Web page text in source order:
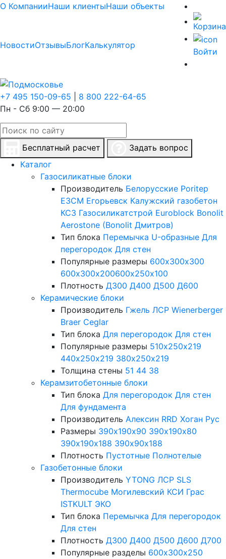
О КомпанииНаши клиентыНаши объекты
НовостиОтзывыБлогКалькулятор
Войти
+7 495 150-09-65
8 800 222-64-65
Пн - Сб 9:00 — 20:00
Бесплатный расчет
Задать вопрос
Каталог
Газосиликатные блоки
Производитель Белорусские Poritep
ЕЗСМ Егорьевск Калужский газобетон
КСЗ Газосиликатстрой Euroblock Bonolit
Aerostone (Bonolit Дмитров)
Тип блока Перемычка U-образные Для
перегородок Для стен
Популярные размеры 600х300х300
600х300х200600х250х100
Плотность Д300 Д400 Д500 Д600
Керамические блоки
Производитель Гжель ЛСР Wienerberger
Braer Ceglar
Тип блока Для перегородок Для стен
Популярные размеры 510х250х219
440х250х219 380х250х219
Толщина стены 51 44 38
Керамзитобетонные блоки
Тип блока Для перегородок Для стен
Для фундамента
Производитель Алексин RRD Хоган Рус
Размеры 390х190х90 390х190х80
390х190х188 390х90х188
Плотность Пустотные Полнотелые
Газобетонные блоки
Производитель YTONG ЛСР SLS
Thermocube Могилевский КСИ Грас
ISTKULT ЭКО
Тип блока Перемычка Для перегородок
Для стен
Плотность Д300 Д400 Д500 Д600 Д700
Популярные разделы 600х300х250